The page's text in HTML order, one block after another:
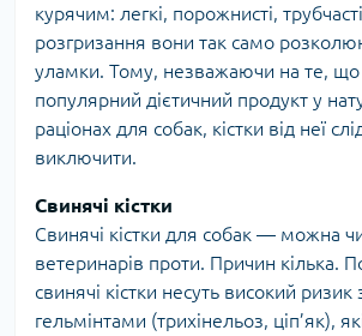
курячим: легкі, порожнисті,
розгризання вони так само
уламки. Тому, незважаючи на те,
популярний дієтичний продукт у
раціонах для собак, кістки від неї
виключити.
Свинячі кістки
Свинячі кістки для собак — можна чи
ветеринарів проти. Причин кілька.
свинячі кістки несуть високий
гельмінтами (трихінельоз, ціп’як),